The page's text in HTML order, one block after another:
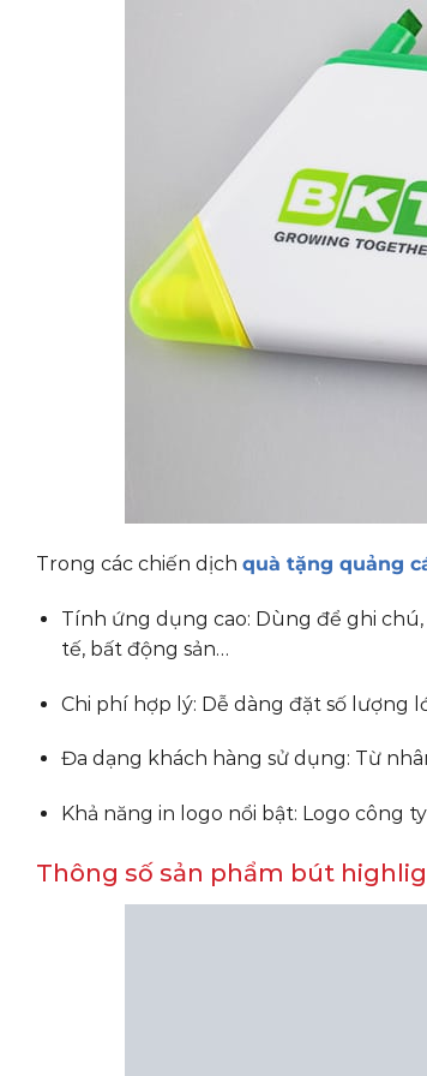
Trong các chiến dịch quà tặng quảng
Tính ứng dụng cao: Dùng để ghi
tế, bất động sản…
Chi phí hợp lý: Dễ dàng đặt số lượng
Đa dạng khách hàng sử dụng: Từ
Khả năng in logo nổi bật: Logo công
Thông số sản phẩm bút